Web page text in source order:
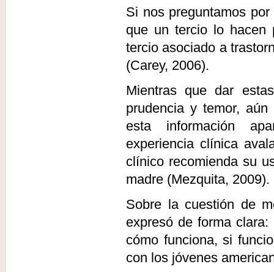
Si nos preguntamos
que un tercio lo hacen
tercio asociado a
(Carey, 2006).
Mientras que dar
prudencia y temor,
esta información
experiencia clínica
clínico recomienda su
madre (Mezquita, 2009).
Sobre la cuestión de
expresó de forma
cómo funciona, si
con los jóvenes